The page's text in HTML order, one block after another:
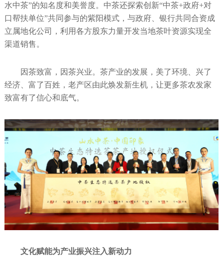
水中茶”的知名度和美誉度。中茶还探索创新“中茶+政府+对
口帮扶单位”共同参与的紫阳模式，与政府、银行共同合资成
立属地化公司，利用各方股东力量开发当地茶叶资源实现全
渠道销售。
因茶致富，因茶兴业。茶产业的发展，美了环境、兴了
经济、富了百姓，老产区由此焕发新生机，让更多茶农发家
致富有了信心和底气。
文化赋能为产业振兴注入新动力